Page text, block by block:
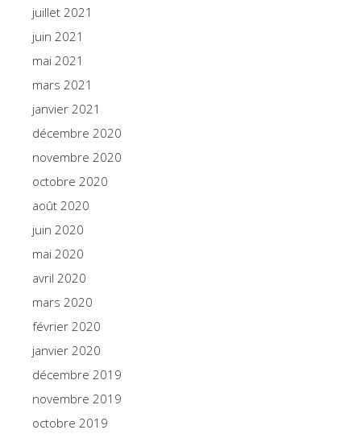
juillet 2021
juin 2021
mai 2021
mars 2021
janvier 2021
décembre 2020
novembre 2020
octobre 2020
août 2020
juin 2020
mai 2020
avril 2020
mars 2020
février 2020
janvier 2020
décembre 2019
novembre 2019
octobre 2019